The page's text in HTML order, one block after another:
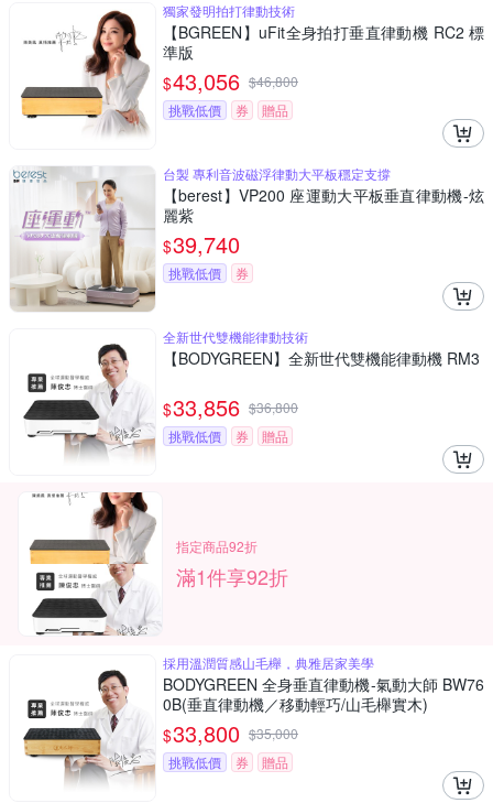
獨家發明拍打律動技術
【BGREEN】uFit全身拍打垂直律動機 RC2 標
準版
$43,056 $46,800
挑戰低價
券 贈品
台製 專利音波磁浮律動大平板穩定支撐
【berest】VP200 座運動大平板垂直律動機-炫
麗紫
$39,740
挑戰低價 券
全新世代雙機能律動技術
【BODYGREEN】全新世代雙機能律動機 RM3
$33,856 $36,800
挑戰低價
券 贈品
指定商品92折
滿1件享92折
採用溫潤質感山毛櫸，典雅居家美學
BODYGREEN 全身垂直律動機-氣動大師 BW76
0B(垂直律動機／移動輕巧/山毛櫸實木)
$33,800 $35,000
挑戰低價
券 贈品